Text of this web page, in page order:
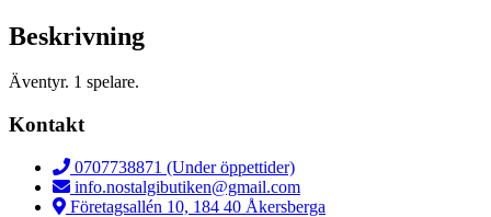
Beskrivning
Äventyr. 1 spelare.
Kontakt
0707738871 (Under öppettider)
info.nostalgibutiken@gmail.com
Företagsallén 10, 184 40 Åkersberga